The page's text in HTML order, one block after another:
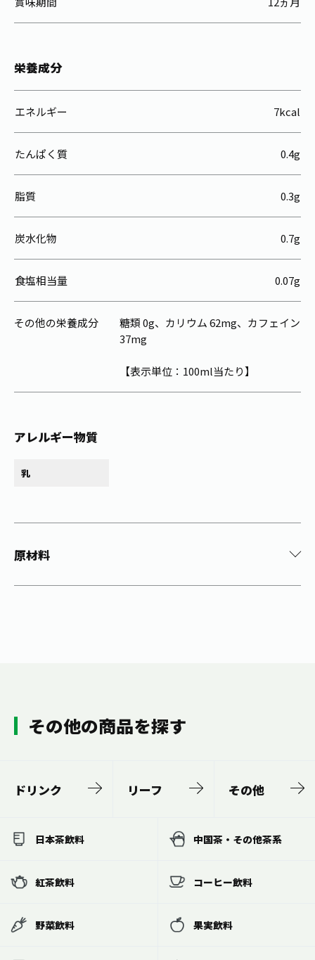
栄養成分
エネルギー 7kcal
たんぱく質 0.4g
脂質 0.3g
炭水化物 0.7g
食塩相当量 0.07g
その他の栄養成分
糖類 0g、カリウム 62mg、カフェイン
37mg
【表示単位：100ml当たり】
アレルギー物質
乳
原材料
その他の商品を探す
ドリンク リーフ その他
日本茶飲料 中国茶・その他茶系
紅茶飲料 コーヒー飲料
野菜飲料 果実飲料